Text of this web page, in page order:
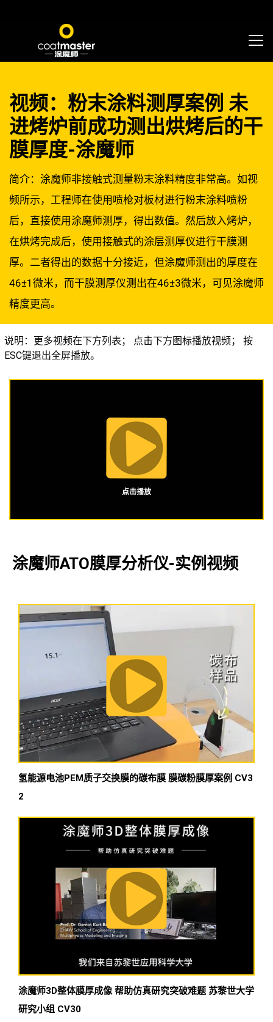
视频：粉末涂料测厚案例 未
进烤炉前成功测出烘烤后的干
膜厚度-涂魔师
简介：涂魔师非接触式测量粉末涂料精度非常高。如视
频所示，工程师在使用喷枪对板材进行粉末涂料喷粉
后，直接使用涂魔师测厚，得出数值。然后放入烤炉，
在烘烤完成后，使用接触式的涂层测厚仪进行干膜测
厚。二者得出的数据十分接近，但涂魔师测出的厚度在
46±1微米，而干膜测厚仪测出在46±3微米，可见涂魔师
精度更高。
说明：更多视频在下方列表； 点击下方图标播放视频； 按
ESC键退出全屏播放。
点击播放
涂魔师ATO膜厚分析仪-实例视频
氢能源电池PEM质子交换膜的碳布膜 膜碳粉膜厚案例 CV3
2
涂魔师3D整体膜厚成像 帮助仿真研究突破难题 苏黎世大学
研究小组 CV30